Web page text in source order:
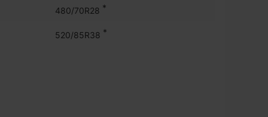
480/70R28 *
520/85R38 *